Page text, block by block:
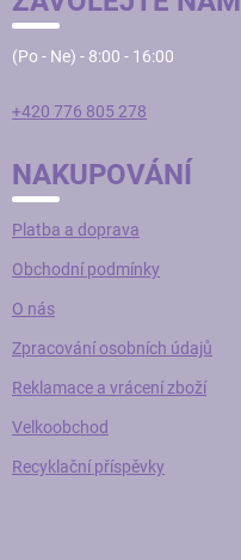
(Po - Ne) - 8:00 - 16:00
+420 776 805 278
NAKUPOVÁNÍ
Platba a doprava
Obchodní podmínky
O nás
Zpracování osobních údajů
Reklamace a vrácení zboží
Velkoobchod
Recyklační příspěvky